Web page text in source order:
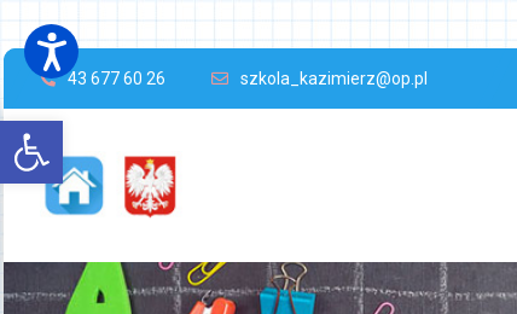
Open toolbar
43 677 60 26 szkola_kazimierz@op.pl